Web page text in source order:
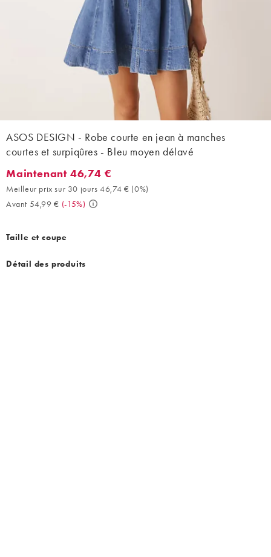
ASOS DESIGN - Robe courte en jean à manches
courtes et surpiqûres - Bleu moyen délavé
Maintenant 46,74 €. Meilleur prix sur 30 jours 46,74 € (0%).
Maintenant 46,74 €
Meilleur prix sur 30 jours 46,74 € (0%)
Avant 54,99 € (-15%)
Taille et coupe
Détail des produits